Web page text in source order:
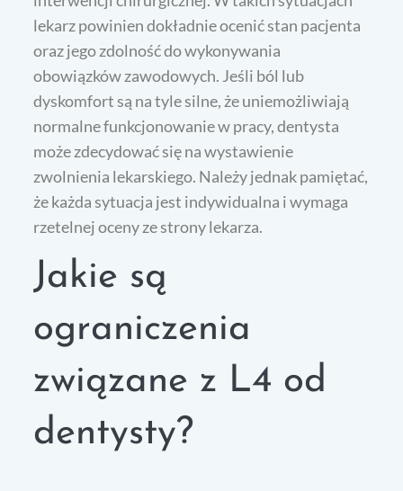
lekarz powinien dokładnie ocenić stan pacjenta
oraz jego zdolność do wykonywania
obowiązków zawodowych. Jeśli ból lub
dyskomfort są na tyle silne, że uniemożliwiają
normalne funkcjonowanie w pracy, dentysta
może zdecydować się na wystawienie
zwolnienia lekarskiego. Należy jednak pamiętać,
że każda sytuacja jest indywidualna i wymaga
rzetelnej oceny ze strony lekarza.
Jakie są
ograniczenia
związane z L4 od
dentysty?